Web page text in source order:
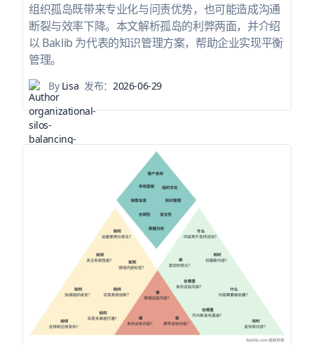
组织孤岛既带来专业化与问责优势，也可能造成沟通
断裂与效率下降。本文解析孤岛的利弊两面，并介绍
以 Baklib 为代表的知识管理方案，帮助企业实现平衡
管理。
ByLisa 发布： 2026-06-29